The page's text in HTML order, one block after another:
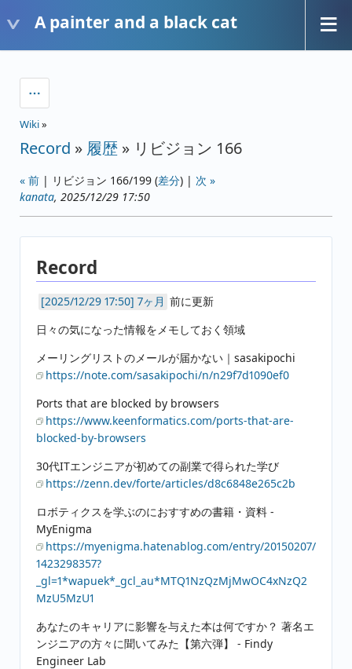
A painter and a black cat
Wiki»
Record » 履歴 » リビジョン 166
« 前 | リビジョン 166/199 (差分) | 次 »
kanata, 2025/12/29 17:50
Record
7ヶ月 前に更新
日々の気になった情報をメモしておく領域
メーリングリストのメールが届かない｜sasakipochi
https://note.com/sasakipochi/n/n29f7d1090ef0
Ports that are blocked by browsers
https://www.keenformatics.com/ports-that-are-
blocked-by-browsers
30代ITエンジニアが初めての副業で得られた学び
https://zenn.dev/forte/articles/d8c6848e265c2b
ロボティクスを学ぶのにおすすめの書籍・資料 -
MyEnigma
https://myenigma.hatenablog.com/entry/20150207/
1423298357?
_gl=1*wapuek*_gcl_au*MTQ1NzQzMjMwOC4xNzQ2
MzU5MzU1
あなたのキャリアに影響を与えた本は何ですか？ 著名エ
ンジニアの方々に聞いてみた【第六弾】 - Findy
Engineer Lab